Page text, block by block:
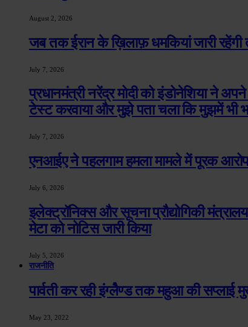
August 2, 2026
जब तक ईरान के ख़िलाफ़ धमकियां जारी
July 7, 2026
प्रधानमंत्री नरेंद्र मोदी को इंडोनेशिया ने अपने
टेस्ट करवाया और मुझे पता चला कि मुझमें भी
July 7, 2026
एनआईए ने पहलगाम हमला मामले में पूरक
July 6, 2026
इलेक्ट्रॉनिक्स और सूचना प्रौद्योगिकी
मेटा को नोटिस जारी किया
July 5, 2026
राजनीति
पार्वती कर रही इंग्लेैण्ड तक महुआ की सप्लाई
May 23, 2022